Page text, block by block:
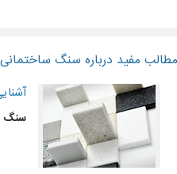
مطالب مفید درباره سنگ ساختمانی
سنگ